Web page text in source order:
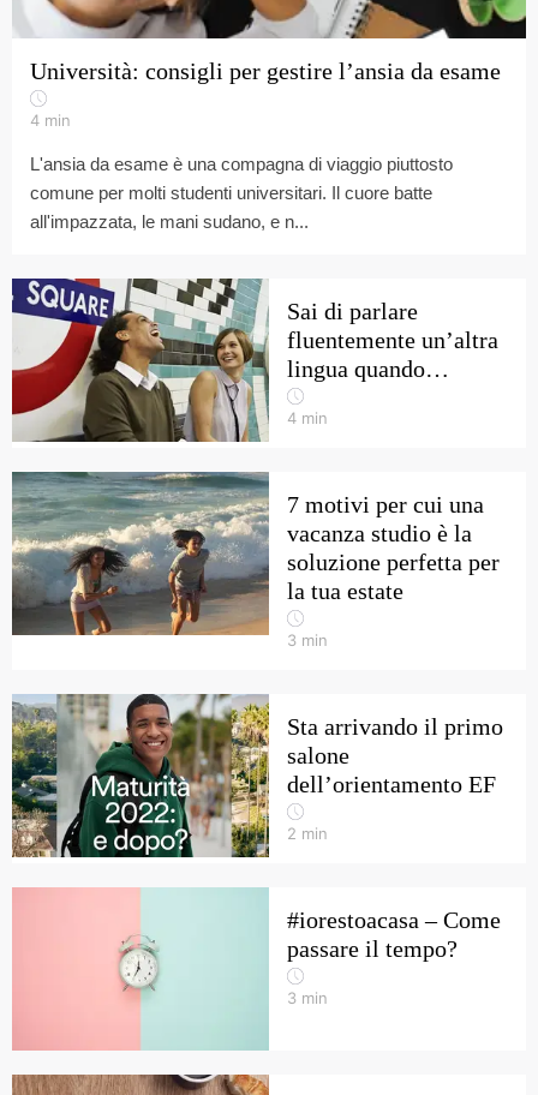
Università: consigli per gestire l’ansia da esame
4 min
L'ansia da esame è una compagna di viaggio piuttosto
comune per molti studenti universitari. Il cuore batte
all'impazzata, le mani sudano, e n...
Sai di parlare
fluentemente un’altra
lingua quando…
4 min
7 motivi per cui una
vacanza studio è la
soluzione perfetta per
la tua estate
3 min
Sta arrivando il primo
salone
dell’orientamento EF
2 min
#iorestoacasa – Come
passare il tempo?
3 min